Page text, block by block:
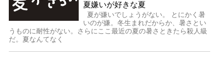
夏嫌いが好きな夏
夏が嫌いでしょうがない。 とにかく暑
いのが嫌。冬生まれだからか、暑さとい
うものに耐性がない。さらにここ最近の夏の暑さときたら殺人級
だ。夏なんてなく